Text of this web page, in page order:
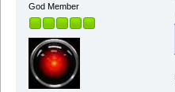
God Member